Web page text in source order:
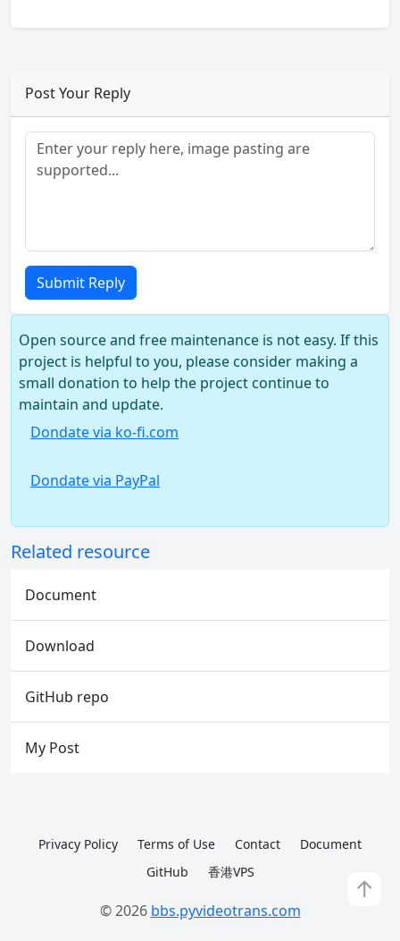
Post Your Reply
Submit Reply
Open source and free maintenance is not easy. If this
project is helpful to you, please consider making a
small donation to help the project continue to
maintain and update.
Dondate via ko-fi.com
Dondate via PayPal
Related resource
Document
Download
GitHub repo
My Post
↑
Privacy Policy Terms of Use Contact
Document
GitHub
香港VPS
© 2026 bbs.pyvideotrans.com